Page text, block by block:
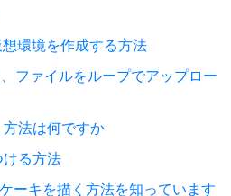
環境を作成する方法
ファイルをループでアップロー
法は何ですか
る方法
ーキを描く方法を知っています